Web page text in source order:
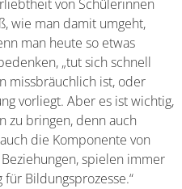
von Schülerinnen
wie man damit umgeht,
man heute so etwas
„tut sich schnell
missbräuchlich ist, oder
vorliegt. Aber es ist wichtig,
zu bringen, denn auch
die Komponente von
spielen immer
Bildungsprozesse.“